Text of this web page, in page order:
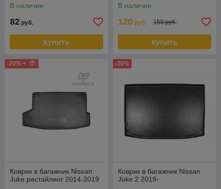
В наличии
82 руб.
Купить
В наличии
120 руб. 150 руб.
Купить
-20% +
Коврик в багажник Nissan
Juke рестайлинг 2014-2019
-20%
Коврик в багажник Nissan
Juke 2 2019-